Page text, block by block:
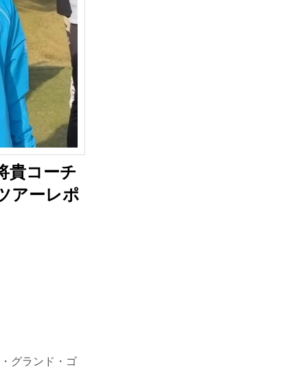
貴コーチ
アーレポ
グランド・ゴ